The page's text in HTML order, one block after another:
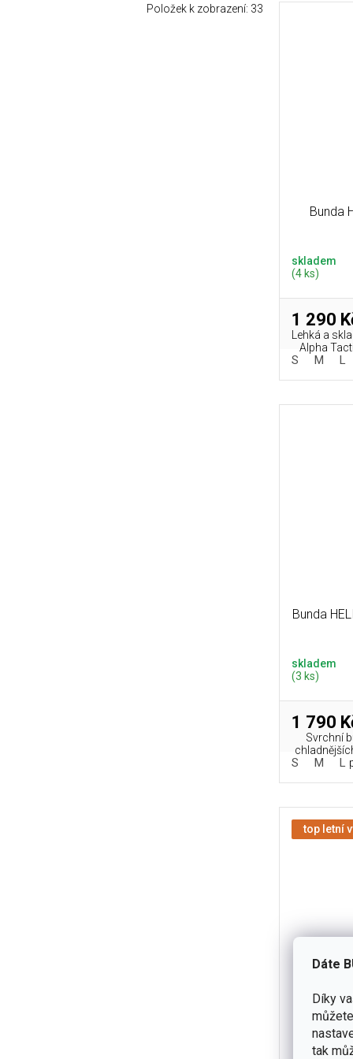
Dáte
Díky
tak
Položek k zobrazení: 33
Bunda
skladem
(4 ks)
1 290
Lehká a
Alpha
S M L
Bunda
skladem
(3 ks)
1 790
Svrchní
S M L
top letní
Bunda